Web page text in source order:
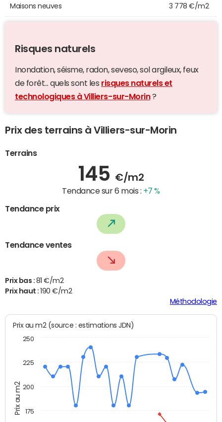
Maisons neuves 3 778 €/m2
Risques naturels
Inondation, séisme, radon, seveso, sol argileux, feux
de forêt... quels sont les risques naturels et
technologiques à Villiers-sur-Morin?
Prix des terrains à Villiers-sur-Morin
Terrains
145 €/m2
Tendance sur 6 mois : +7 %
Tendance prix
Tendance ventes
Prix bas : 81 €/m2
Prix haut : 190 €/m2
Méthodologie
Prix au m2
Prix au m2 (source : estimations JDN)
175
200
225
250